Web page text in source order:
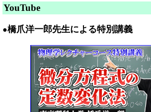
YouTube
●橋爪洋一郎先生による特別講義